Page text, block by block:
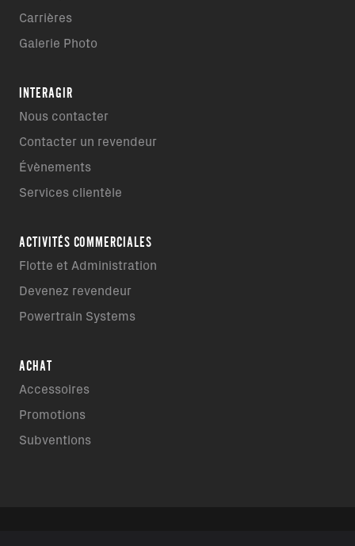
Carrières
Galerie Photo
INTERAGIR
Nous contacter
Contacter un revendeur
Évènements
Services clientèle
ACTIVITÉS COMMERCIALES
Flotte et Administration
Devenez revendeur
Powertrain Systems
ACHAT
Accessoires
Promotions
Subventions